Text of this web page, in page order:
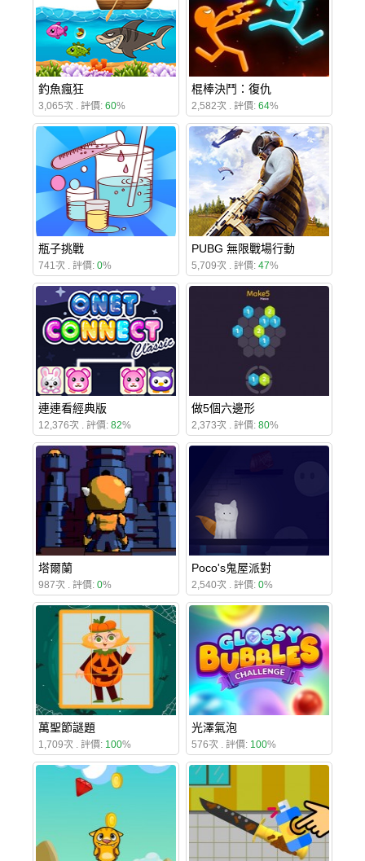
釣魚瘋狂
3,065次 . 評價: 60%
棍棒決鬥：復仇
2,582次 . 評價: 64%
瓶子挑戰
741次 . 評價: 0%
PUBG 無限戰場行動
5,709次 . 評價: 47%
連連看經典版
12,376次 . 評價: 82%
做5個六邊形
2,373次 . 評價: 80%
塔爾蘭
987次 . 評價: 0%
Poco's鬼屋派對
2,540次 . 評價: 0%
萬聖節謎題
1,709次 . 評價: 100%
光澤氣泡
576次 . 評價: 100%